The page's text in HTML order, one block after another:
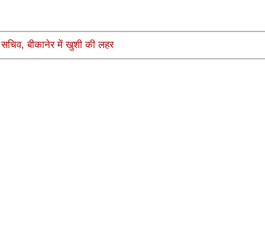
बीकानेर में खुशी की लहर